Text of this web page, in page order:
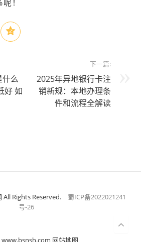
！
什么
好 如
下一篇:
2025年异地银行卡注
销新规：本地办理条
件和流程全解读
Rights Reserved.
蜀ICP备2022021241
号-26
网站地图